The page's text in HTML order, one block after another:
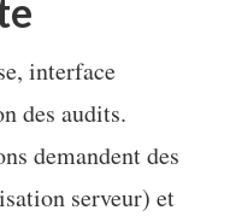
interface
des audits.
demandent des
serveur) et